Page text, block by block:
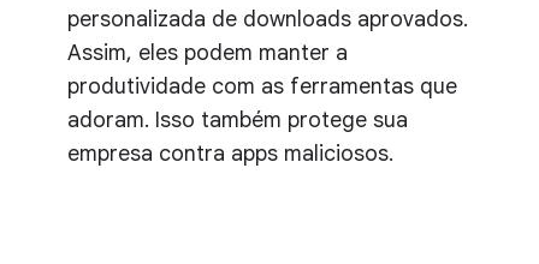
personalizada de downloads aprovados.
Assim, eles podem manter a
produtividade com as ferramentas que
adoram. Isso também protege sua
empresa contra apps maliciosos.